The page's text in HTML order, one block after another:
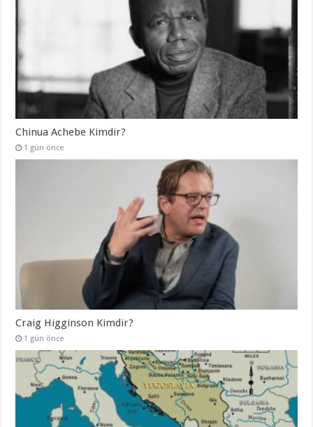
Chinua Achebe Kimdir?
1 gün önce
Craig Higginson Kimdir?
1 gün önce